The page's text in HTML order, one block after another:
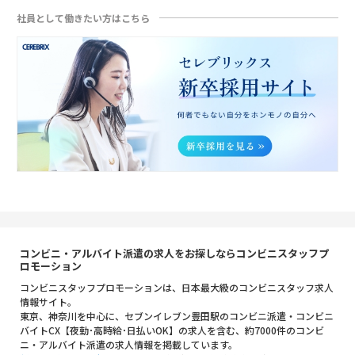
社員として働きたい方はこちら
コンビニ・アルバイト派遣の求人をお探しならコンビニスタッフプ
ロモーション
コンビニスタッフプロモーションは、日本最大級のコンビニスタッフ求人
情報サイト。
東京、神奈川を中心に、セブンイレブン豊田駅のコンビニ派遣・コンビニ
バイトCX【夜勤･高時給･日払いOK】の求人を含む、約7000件のコンビ
ニ・アルバイト派遣の求人情報を掲載しています。